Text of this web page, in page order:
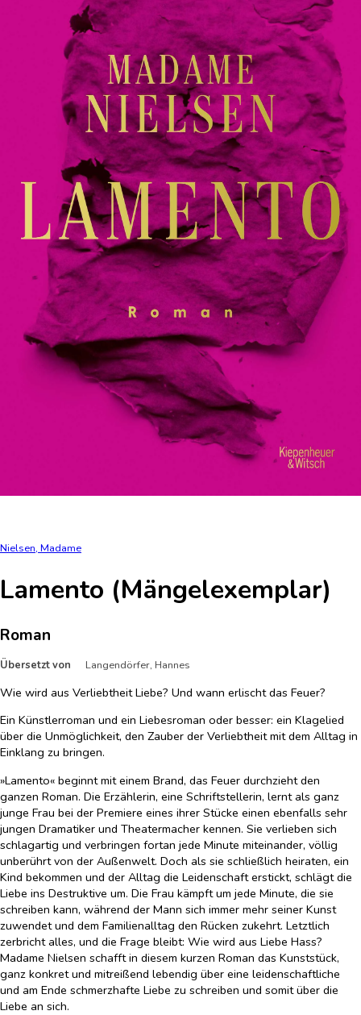
Nielsen, Madame
Lamento (Mängelexemplar)
Roman
Übersetzt von Langendörfer, Hannes
Wie wird aus Verliebtheit Liebe? Und wann erlischt das Feuer?
Ein Künstlerroman und ein Liebesroman oder besser: ein Klagelied
über die Unmöglichkeit, den Zauber der Verliebtheit mit dem Alltag in
Einklang zu bringen.
»Lamento« beginnt mit einem Brand, das Feuer durchzieht den
ganzen Roman. Die Erzählerin, eine Schriftstellerin, lernt als ganz
junge Frau bei der Premiere eines ihrer Stücke einen ebenfalls sehr
jungen Dramatiker und Theatermacher kennen. Sie verlieben sich
schlagartig und verbringen fortan jede Minute miteinander, völlig
unberührt von der Außenwelt. Doch als sie schließlich heiraten, ein
Kind bekommen und der Alltag die Leidenschaft erstickt, schlägt die
Liebe ins Destruktive um. Die Frau kämpft um jede Minute, die sie
schreiben kann, während der Mann sich immer mehr seiner Kunst
zuwendet und dem Familienalltag den Rücken zukehrt. Letztlich
zerbricht alles, und die Frage bleibt: Wie wird aus Liebe Hass?
Madame Nielsen schafft in diesem kurzen Roman das Kunststück,
ganz konkret und mitreißend lebendig über eine leidenschaftliche
und am Ende schmerzhafte Liebe zu schreiben und somit über die
Liebe an sich.